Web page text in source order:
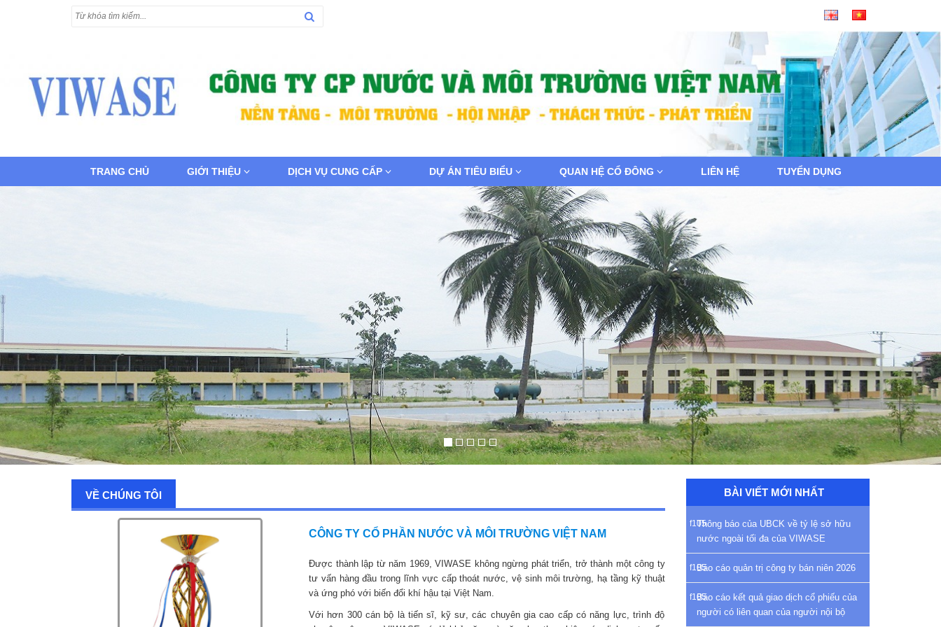
TRANG CHỦ GIỚI THIỆU DỊCH VỤ CUNG CẤP DỰ ÁN TIÊU BIỂU QUAN HỆ CỔ ĐÔNG LIÊN HỆ TUYỂN DỤNG
VỀ CHÚNG TÔI
CÔNG TY CỔ PHẦN NƯỚC VÀ MÔI TRƯỜNG VIỆT NAM
Được thành lập từ năm 1969, VIWASE không ngừng phát triển, trở thành một công ty
tư vấn hàng đầu trong lĩnh vực cấp thoát nước, vệ sinh môi trường, hạ tầng kỹ thuật
và ứng phó với biến đổi khí hậu tại Việt Nam.
Với hơn 300 cán bộ là tiến sĩ, kỹ sư, các chuyên gia cao cấp có năng lực, trình độ
BÀI VIẾT MỚI NHẤT
Thông báo của UBCK về tỷ lệ sở hữu
nước ngoài tối đa của VIWASE
Báo cáo quản trị công ty bán niên 2026
Báo cáo kết quả giao dịch cổ phiếu của
người có liên quan của người nội bộ